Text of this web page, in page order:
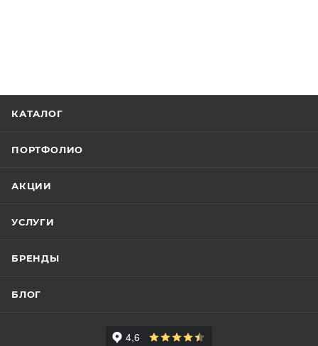
КАТАЛОГ
ПОРТФОЛИО
АКЦИИ
УСЛУГИ
БРЕНДЫ
БЛОГ